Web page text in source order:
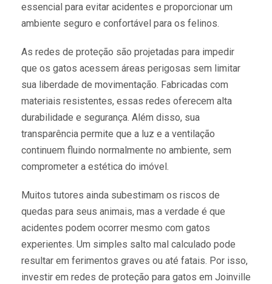
essencial para evitar acidentes e proporcionar um
ambiente seguro e confortável para os felinos.
As redes de proteção são projetadas para impedir
que os gatos acessem áreas perigosas sem limitar
sua liberdade de movimentação. Fabricadas com
materiais resistentes, essas redes oferecem alta
durabilidade e segurança. Além disso, sua
transparência permite que a luz e a ventilação
continuem fluindo normalmente no ambiente, sem
comprometer a estética do imóvel.
Muitos tutores ainda subestimam os riscos de
quedas para seus animais, mas a verdade é que
acidentes podem ocorrer mesmo com gatos
experientes. Um simples salto mal calculado pode
resultar em ferimentos graves ou até fatais. Por isso,
investir em redes de proteção para gatos em Joinville